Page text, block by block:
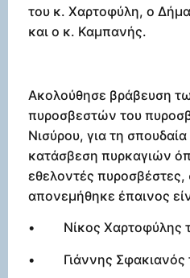
του κ. Χαρτοφύλη, ο
και ο κ. Καμπανής.
Ακολούθησε βράβευση
πυροσβεστών του
Νισύρου, για τη
κατάσβεση πυρκαγιών
εθελοντές πυροσβέστες,
απονεμήθηκε έπαινος
• Νίκος Χαρτοφύλης
• Γιάννης Σφακιανός